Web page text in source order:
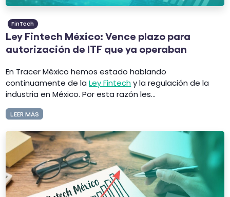
FinTech
Ley Fintech México: Vence plazo para
autorización de ITF que ya operaban
En Tracer México hemos estado hablando
continuamente de laLey Fintechy la regulación de la
industria en México. Por esta razón les...
LEER MÁS